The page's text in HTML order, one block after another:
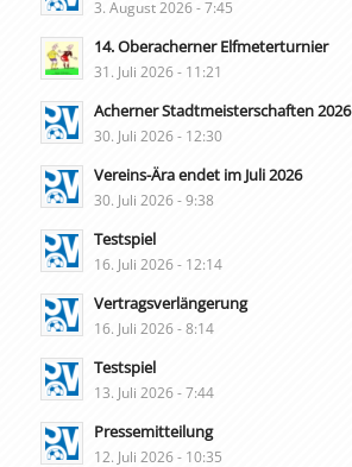
3. August 2026 - 7:45
14. Oberacherner Elfmeterturnier
31. Juli 2026 - 11:21
Acherner Stadtmeisterschaften 2026
30. Juli 2026 - 12:30
Vereins-Ära endet im Juli 2026
30. Juli 2026 - 9:38
Testspiel
16. Juli 2026 - 12:14
Vertragsverlängerung
16. Juli 2026 - 8:14
Testspiel
13. Juli 2026 - 7:44
Pressemitteilung
12. Juli 2026 - 10:35